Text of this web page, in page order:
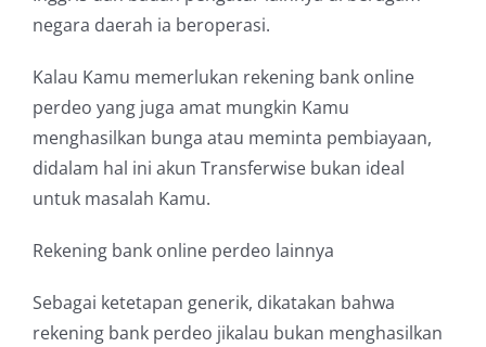
negara daerah ia beroperasi.
Kalau Kamu memerlukan rekening bank online
perdeo yang juga amat mungkin Kamu
menghasilkan bunga atau meminta pembiayaan,
didalam hal ini akun Transferwise bukan ideal
untuk masalah Kamu.
Rekening bank online perdeo lainnya
Sebagai ketetapan generik, dikatakan bahwa
rekening bank perdeo jikalau bukan menghasilkan